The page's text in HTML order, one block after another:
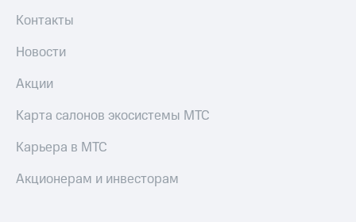
Контакты
Новости
Акции
Карта салонов экосистемы МТС
Карьера в МТС
Акционерам и инвесторам